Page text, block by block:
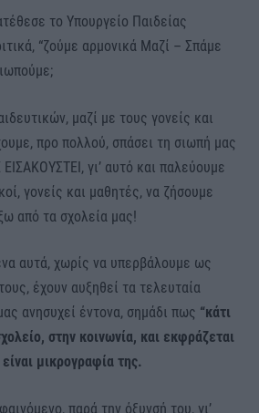
το Υπουργείο Παιδείας
“ζούμε αρμονικά Μαζί – Σπάμε
μαζί με τους γονείς και
προ πολλού, σπάσει τη σιωπή μας
γι’ αυτό και παλεύουμε
γονείς και μαθητές, να ζήσουμε
από τα σχολεία μας!
αυτά, χωρίς να υπερβάλουμε ως
έχουν αυξηθεί τα τελευταία
ανησυχεί έντονα, σημάδι πως “κάτι
στην κοινωνία, και εκφράζεται
μικρογραφία της.
παρά την όξυνσή του, γι’